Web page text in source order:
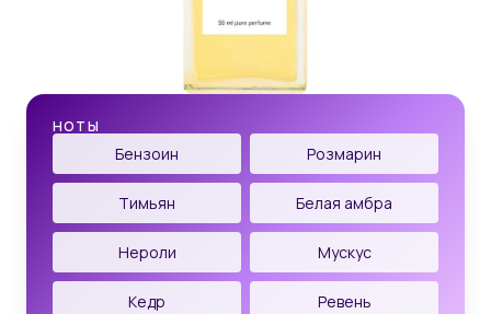
НОТЫ
Бензоин Розмарин
Тимьян Белая амбра
Нероли Мускус
Кедр Ревень